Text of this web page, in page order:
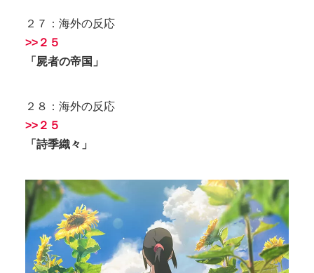
２７：海外の反応
>>２５
「屍者の帝国」
２８：海外の反応
>>２５
「詩季織々」